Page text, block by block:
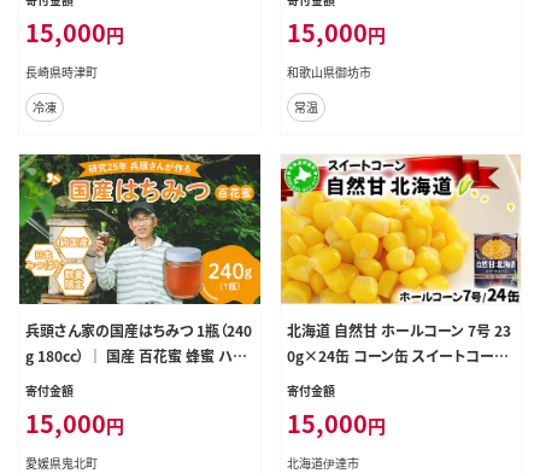
15,000円
長崎県時津町
冷凍
15,000円
和歌山県御坊市
常温
兵頭さん家の国産はちみつ 1瓶（240
g 180cc） ｜ 国産 百花蜜 蜂蜜 ハチ
ミツ 深山ミツバチ 研究25年 日本ミ
寄付金額
15,000円
愛媛県鬼北町
北海道 自然甘 ホールコーン 7号 23
0g×24缶 コーン缶 スイートコーン
コーン とうもろこし とうきび トウモ
備蓄 常温 クレードル 送料無料 伊達
市
寄付金額
15,000円
北海道伊達市